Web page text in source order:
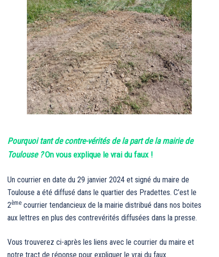
Pourquoi tant de contre-vérités de la part de la mairie de
Toulouse ? On vous explique le vrai du faux !
Un courrier en date du 29 janvier 2024 et signé du maire de
Toulouse a été diffusé dans le quartier des Pradettes. C’est le
2ème courrier tendancieux de la mairie distribué dans nos boites
aux lettres en plus des contrevérités diffusées dans la presse.
Vous trouverez ci-après les liens avec le courrier du maire et
notre tract de réponse pour expliquer le vrai du faux.